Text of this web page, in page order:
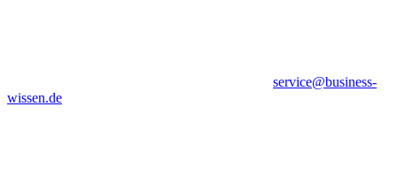
service@business-
wissen.de